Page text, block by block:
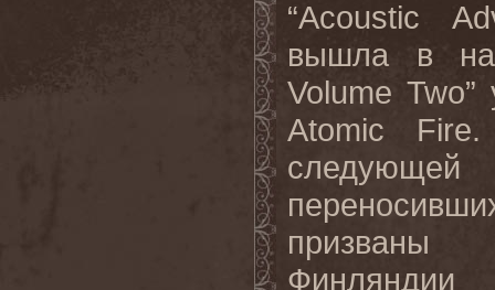
“Acoustic
вышла в
Volume Two”
Atomic
призваны